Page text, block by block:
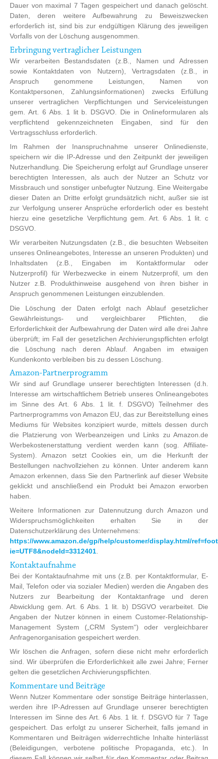
Dauer von maximal 7 Tagen gespeichert und danach gelöscht.
Daten, deren weitere Aufbewahrung zu Beweiszwecken
erforderlich ist, sind bis zur endgültigen Klärung des jeweiligen
Vorfalls von der Löschung ausgenommen.
Erbringung vertraglicher Leistungen
Wir verarbeiten Bestandsdaten (z.B., Namen und Adressen
sowie Kontaktdaten von Nutzern), Vertragsdaten (z.B., in
Anspruch genommene Leistungen, Namen von
Kontaktpersonen, Zahlungsinformationen) zwecks Erfüllung
unserer vertraglichen Verpflichtungen und Serviceleistungen
gem. Art. 6 Abs. 1 lit b. DSGVO. Die in Onlineformularen als
verpflichtend gekennzeichneten Eingaben, sind für den
Vertragsschluss erforderlich.
Im Rahmen der Inanspruchnahme unserer Onlinedienste,
speichern wir die IP-Adresse und den Zeitpunkt der jeweiligen
Nutzerhandlung. Die Speicherung erfolgt auf Grundlage unserer
berechtigten Interessen, als auch der Nutzer an Schutz vor
Missbrauch und sonstiger unbefugter Nutzung. Eine Weitergabe
dieser Daten an Dritte erfolgt grundsätzlich nicht, außer sie ist
zur Verfolgung unserer Ansprüche erforderlich oder es besteht
hierzu eine gesetzliche Verpflichtung gem. Art. 6 Abs. 1 lit. c
DSGVO.
Wir verarbeiten Nutzungsdaten (z.B., die besuchten Webseiten
unseres Onlineangebotes, Interesse an unseren Produkten) und
Inhaltsdaten (z.B., Eingaben im Kontaktformular oder
Nutzerprofil) für Werbezwecke in einem Nutzerprofil, um den
Nutzer z.B. Produkthinweise ausgehend von ihren bisher in
Anspruch genommenen Leistungen einzublenden.
Die Löschung der Daten erfolgt nach Ablauf gesetzlicher
Gewährleistungs- und vergleichbarer Pflichten, die
Erforderlichkeit der Aufbewahrung der Daten wird alle drei Jahre
überprüft; im Fall der gesetzlichen Archivierungspflichten erfolgt
die Löschung nach deren Ablauf. Angaben im etwaigen
Kundenkonto verbleiben bis zu dessen Löschung.
Amazon-Partnerprogramm
Wir sind auf Grundlage unserer berechtigten Interessen (d.h.
Interesse am wirtschaftlichem Betrieb unseres Onlineangebotes
im Sinne des Art. 6 Abs. 1 lit. f. DSGVO) Teilnehmer des
Partnerprogramms von Amazon EU, das zur Bereitstellung eines
Mediums für Websites konzipiert wurde, mittels dessen durch
die Platzierung von Werbeanzeigen und Links zu Amazon.de
Werbekostenerstattung verdient werden kann (sog. Affiliate-
System). Amazon setzt Cookies ein, um die Herkunft der
Bestellungen nachvollziehen zu können. Unter anderem kann
Amazon erkennen, dass Sie den Partnerlink auf dieser Website
geklickt und anschließend ein Produkt bei Amazon erworben
haben.
Weitere Informationen zur Datennutzung durch Amazon und
Widerspruchsmöglichkeiten erhalten Sie in der
Datenschutzerklärung des Unternehmens:
https://www.amazon.de/gp/help/customer/display.html/
ie=UTF8&nodeId=3312401.
Kontaktaufnahme
Bei der Kontaktaufnahme mit uns (z.B. per Kontaktformular, E-
Mail, Telefon oder via sozialer Medien) werden die Angaben des
Nutzers zur Bearbeitung der Kontaktanfrage und deren
Abwicklung gem. Art. 6 Abs. 1 lit. b) DSGVO verarbeitet. Die
Angaben der Nutzer können in einem Customer-Relationship-
Management System („CRM System“) oder vergleichbarer
Anfragenorganisation gespeichert werden.
Wir löschen die Anfragen, sofern diese nicht mehr erforderlich
sind. Wir überprüfen die Erforderlichkeit alle zwei Jahre; Ferner
gelten die gesetzlichen Archivierungspflichten.
Kommentare und Beiträge
Wenn Nutzer Kommentare oder sonstige Beiträge hinterlassen,
werden ihre IP-Adressen auf Grundlage unserer berechtigten
Interessen im Sinne des Art. 6 Abs. 1 lit. f. DSGVO für 7 Tage
gespeichert. Das erfolgt zu unserer Sicherheit, falls jemand in
Kommentaren und Beiträgen widerrechtliche Inhalte hinterlässt
(Beleidigungen, verbotene politische Propaganda, etc.). In